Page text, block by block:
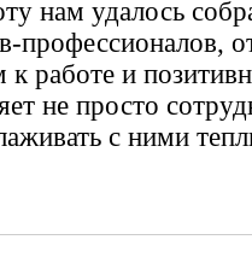
нам удалось
профессионалов,
работе и
не просто
с ними